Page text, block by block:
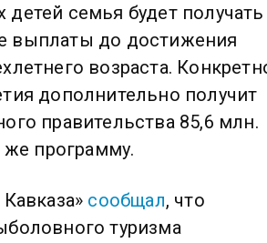
семья будет получать
выплаты до достижения
возраста.
дополнительно получит
правительства 85,6 млн.
же программу.
сообщал, что
туризма